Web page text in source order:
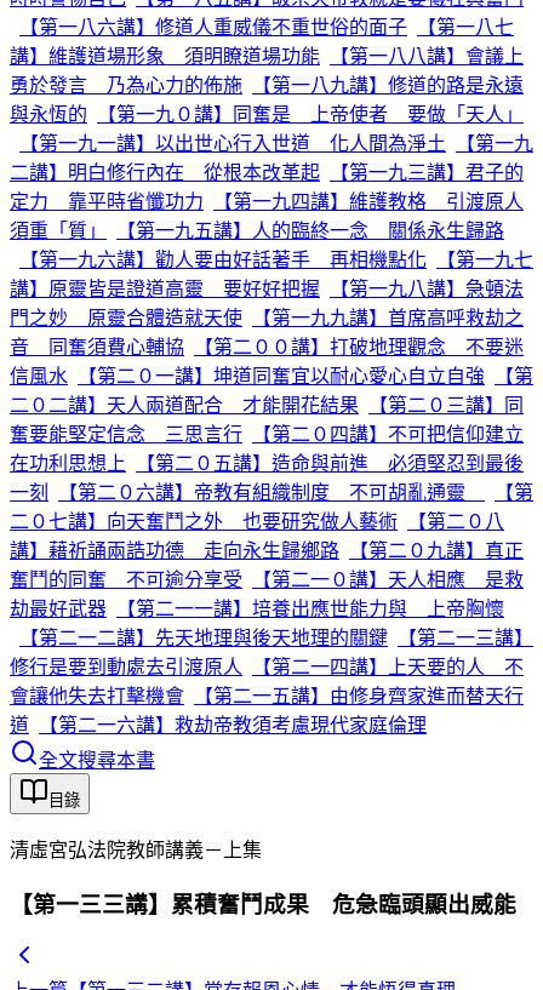
【第一八六講】修道人重威儀不重世俗的面子
【第一八七
講】維護道場形象 須明瞭道場功能
【第一八八講】會議上
勇於發言 乃為心力的佈施
【第一八九講】修道的路是永遠
與永恆的
【第一九０講】同奮是 上帝使者 要做「天人」
【第一九一講】以出世心行入世道 化人間為淨土
【第一九
二講】明白修行內在 從根本改革起
【第一九三講】君子的
定力 靠平時省懺功力
【第一九四講】維護教格 引渡原人
須重「質」
【第一九五講】人的臨終一念 關係永生歸路
【第一九六講】勸人要由好話著手 再相機點化
【第一九七
講】原靈皆是證道高靈 要好好把握
【第一九八講】急頓法
門之妙 原靈合體造就天使
【第一九九講】首席高呼救劫之
音 同奮須費心輔協
【第二００講】打破地理觀念 不要迷
信風水
【第二０一講】坤道同奮宜以耐心愛心自立自強
【第
二０二講】天人兩道配合 才能開花結果
【第二０三講】同
奮要能堅定信念 三思言行
【第二０四講】不可把信仰建立
在功利思想上
【第二０五講】造命與前進 必須堅忍到最後
一刻
【第二０六講】帝教有組織制度 不可胡亂通靈
【第
二０七講】向天奮鬥之外 也要研究做人藝術
【第二０八
講】藉祈誦兩誥功德 走向永生歸鄉路
【第二０九講】真正
奮鬥的同奮 不可逾分享受
【第二一０講】天人相應 是救
劫最好武器
【第二一一講】培養出應世能力與 上帝胸懷
【第二一二講】先天地理與後天地理的關鍵
【第二一三講】
修行是要到動處去引渡原人
【第二一四講】上天要的人 不
會讓他失去打擊機會
【第二一五講】由修身齊家進而替天行
道
【第二一六講】救劫帝教須考慮現代家庭倫理
全文搜尋本書
目錄
清虛宮弘法院教師講義－上集
【第一三三講】累積奮鬥成果 危急臨頭顯出威能